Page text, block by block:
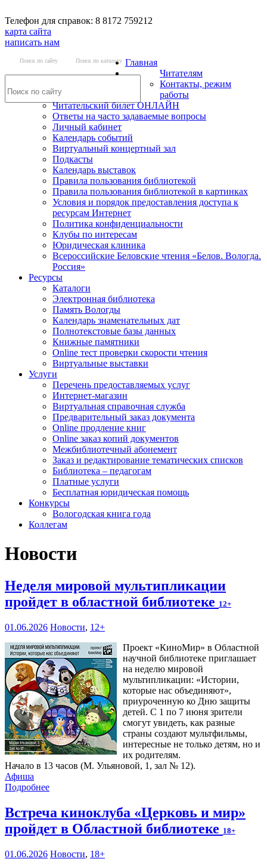
Телефон для справок: 8 8172 759212
карта сайта
написать нам
Поиск по сайту Поиск по каталогу Главная
Читателям
Контакты, режим
работы
Читательский билет ОНЛАЙН
Ответы на часто задаваемые вопросы
Личный кабинет
Календарь событий
Виртуальный концертный зал
Подкасты
Календарь выставок
Правила пользования библиотекой
Правила пользования библиотекой в картинках
Условия и порядок предоставления доступа к
ресурсам Интернет
Политика конфиденциальности
Клубы по интересам
Юридическая клиника
Всероссийские Беловские чтения «Белов. Вологда.
Россия»
Ресурсы
Каталоги
Электронная библиотека
Память Вологды
Календарь знаменательных дат
Полнотекстовые базы данных
Книжные памятники
Online тест проверки скорости чтения
Виртуальные выставки
Услуги
Перечень предоставляемых услуг
Интернет-магазин
Виртуальная справочная служба
Предварительный заказ документа
Online продление книг
Online заказ копий документов
Межбиблиотечный абонемент
Заказ и редактирование тематических списков
Библиотека – педагогам
Платные услуги
Бесплатная юридическая помощь
Конкурсы
Вологодская книга года
Коллегам
Новости
Неделя мировой мультипликации
пройдет в областной библиотеке 12+
01.06.2026 Новости, 12+
Проект «КиноМир» в Областной
научной библиотеке приглашает
на неделю мировой
мультипликации: «Истории,
которые нас объединяют»,
приуроченную ко Дню защиты
детей. С 1 по 7 июня зрители
смогут увидеть, как разные
страны создают мультфильмы,
интересные не только детям, но и
их родителям.
Начало в 13 часов (М. Ульяновой, 1, зал № 12).
Афиша
Подробнее
Встреча киноклуба «Церковь и мир»
пройдет в Областной библиотеке 18+
01.06.2026 Новости, 18+